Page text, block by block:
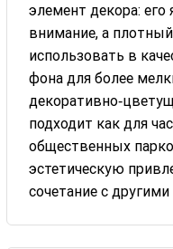
элемент декора:
внимание, а
использовать в
фона для более
подходит как для
общественных
эстетическую
сочетание с